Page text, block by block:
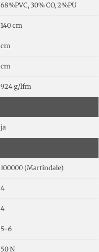
68%PVC, 30% CO, 2%PU
140 cm
cm
cm
924 g/lfm
ja
100000 (Martindale)
4
4
5-6
50 N